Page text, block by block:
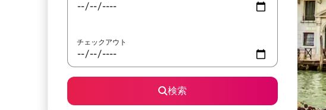
チェックアウト
検索